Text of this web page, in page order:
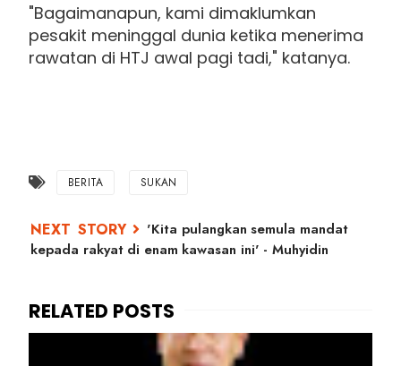
"Bagaimanapun, kami dimaklumkan
pesakit meninggal dunia ketika menerima
rawatan di HTJ awal pagi tadi," katanya.
BERITA SUKAN
'Kita pulangkan semula mandat
kepada rakyat di enam kawasan ini' - Muhyidin